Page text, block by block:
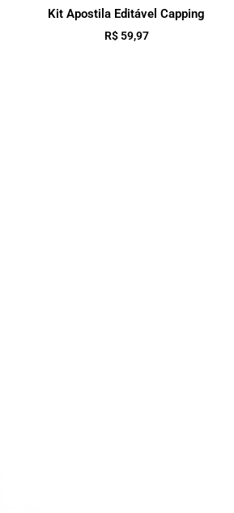
Kit Apostila Editável Capping
R$59,97